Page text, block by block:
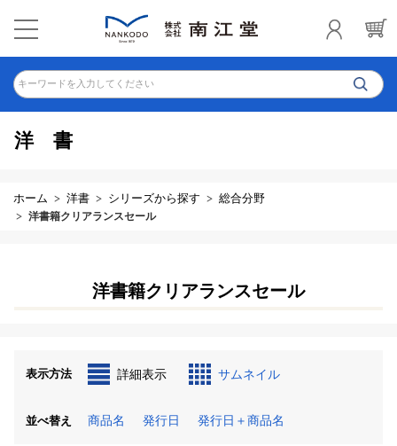
キーワードを入力してください
洋書
ホーム 洋書 シリーズから探す 総合分野
洋書籍クリアランスセール
洋書籍クリアランスセール
表示方法 詳細表示 サムネイル
並べ替え 商品名 発行日 発行日＋商品名